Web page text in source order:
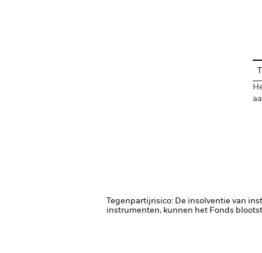
Tegenpartijrisico: De insolventie van
instrumenten, kunnen het Fonds